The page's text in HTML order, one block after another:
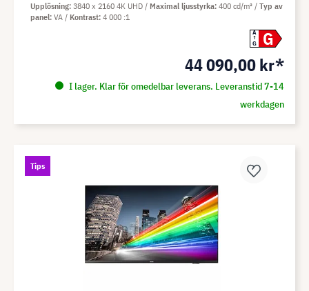
A
G
G
44 090,00 kr*
I lager. Klar för omedelbar leverans. Leveranstid 7-14
werkdagen
Upplösning 3840 x 2160 4K UHD Maximal ljusstyrka 400 cd/m²
Typ av
panel VA Kontrast 4 000 :1
Tips